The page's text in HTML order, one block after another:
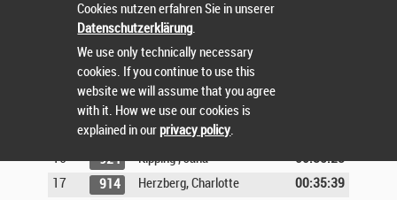
910 Gonschorek, Jette
883 Wichmann, Lena
912 Ewald, Greta
918 Strein, Nelly
902 Eichholz, Esther
916 Müller Cerqueira, Emma
16
924 Kipping , Jana
00:35:23
17
914 Herzberg, Charlotte
00:35:39
Cookies nutzen erfahren Sie in unserer
Datenschutzerklärung.
We use only technically necessary
cookies. If you continue to use this
website we will assume that you agree
with it. How we use our cookies is
explained in ourprivacy policy.